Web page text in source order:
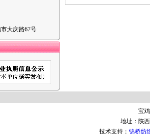
大庆路67号
宝
地址：陕
技术支持： 锦桥纺